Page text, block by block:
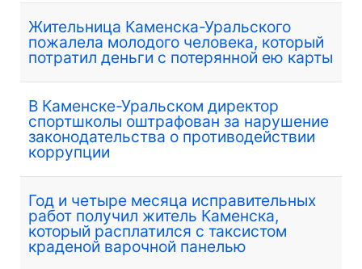
Жительница Каменска-Уральского
пожалела молодого человека, который
потратил деньги с потерянной ею карты
В Каменске-Уральском директор
спортшколы оштрафован за нарушение
законодательства о противодействии
коррупции
Год и четыре месяца исправительных
работ получил житель Каменска,
который расплатился с таксистом
краденой варочной панелью